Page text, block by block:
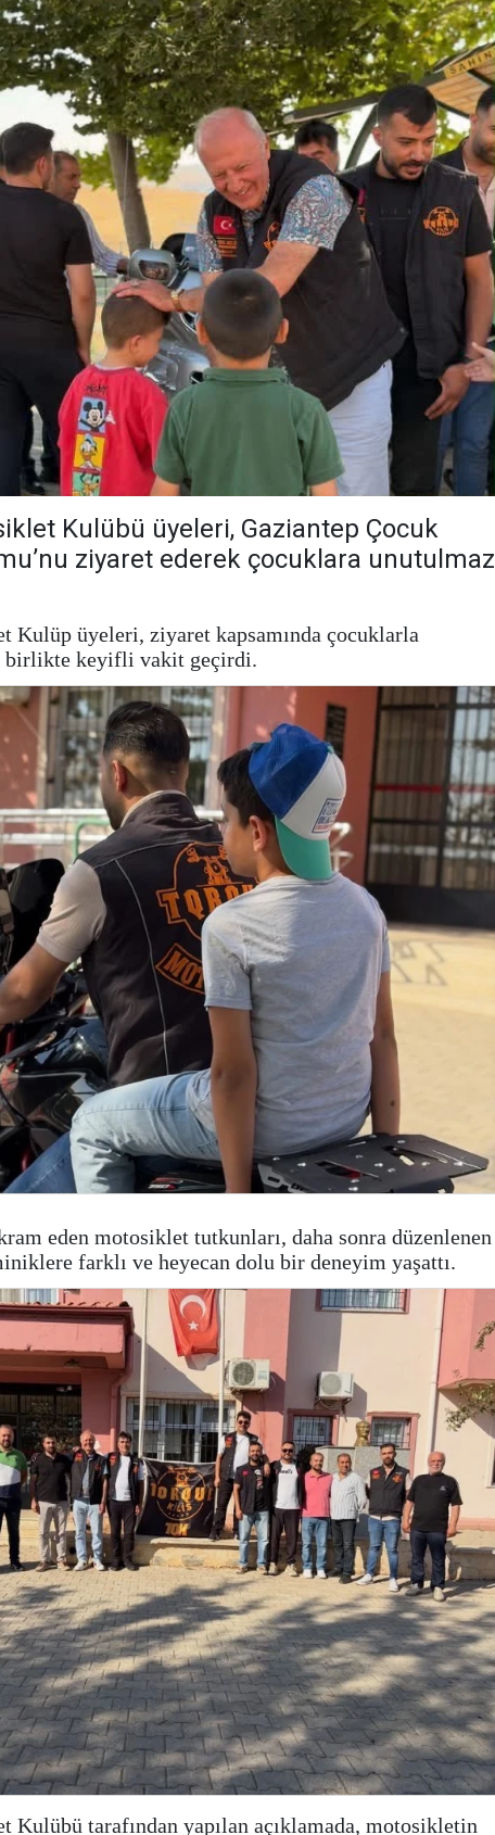
Kulübü üyeleri, Gaziantep Çocuk
ziyaret ederek çocuklara unutulmaz
üyeleri, ziyaret kapsamında çocuklarla
birlikte keyifli vakit geçirdi.
eden motosiklet tutkunları, daha sonra düzenlenen
farklı ve heyecan dolu bir deneyim yaşattı.
tarafından yapılan açıklamada, motosikletin